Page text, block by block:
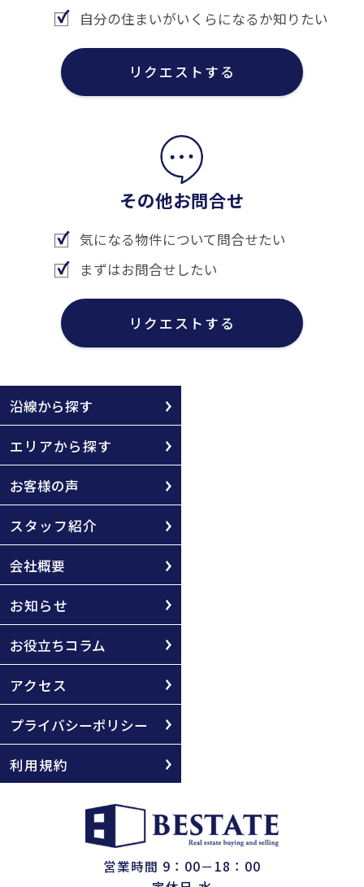
自分の住まいがいくらになるか知りたい
リクエストする
その他お問合せ
気になる物件について問合せたい
まずはお問合せしたい
リクエストする
沿線から探す
エリアから探す
お客様の声
スタッフ紹介
会社概要
お知らせ
お役立ちコラム
アクセス
プライバシーポリシー
利用規約
営業時間 9：00－18：00